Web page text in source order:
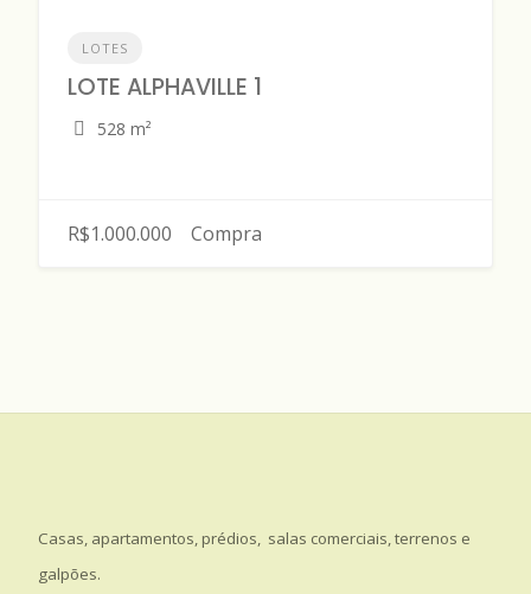
LOTES
LOTE ALPHAVILLE 1
528 m²
R$1.000.000 Compra
Casas, apartamentos, prédios, salas comerciais, terrenos e
galpões.